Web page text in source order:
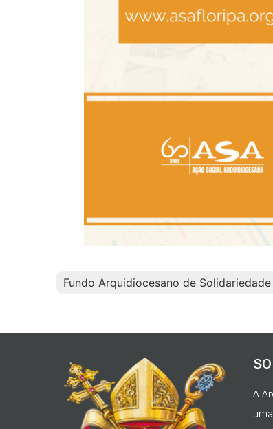
Fundo Arquidiocesano de Solidariedade
A